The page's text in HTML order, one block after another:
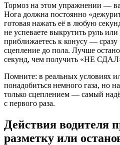
Тормоз на этом упражнении —
Нога должна постоянно
готовая нажать её в любую
не успеваете выкрутить руль
приближаетесь к конусу —
сцепление до пола. Лучше
секунд, чем получить «НЕ
Помните: в реальных условиях
понадобиться немного газа, но
только сцеплением — самый
с первого раза.
Действия водителя
разметку или